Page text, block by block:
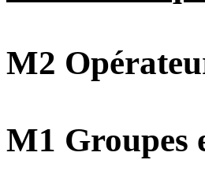
M2
M1 Groupes